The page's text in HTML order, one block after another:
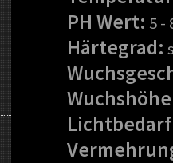
PH Wert: 5 -
Härtegrad: